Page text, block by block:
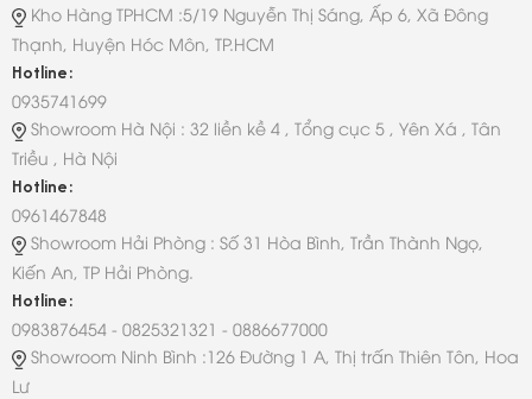
Kho Hàng TPHCM :5/19 Nguyễn Thị Sáng, Ấp 6, Xã Đông
Thạnh, Huyện Hóc Môn, TP.HCM
Hotline:
0935741699
Showroom Hà Nội : 32 liền kề 4 , Tổng cục 5 , Yên Xá , Tân
Triều , Hà Nội
Hotline:
0961467848
Showroom Hải Phòng : Số 31 Hòa Bình, Trần Thành Ngọ,
Kiến An, TP Hải Phòng.
Hotline:
0983876454 - 0825321321 - 0886677000
Showroom Ninh Bình :126 Đường 1 A, Thị trấn Thiên Tôn, Hoa
Lư